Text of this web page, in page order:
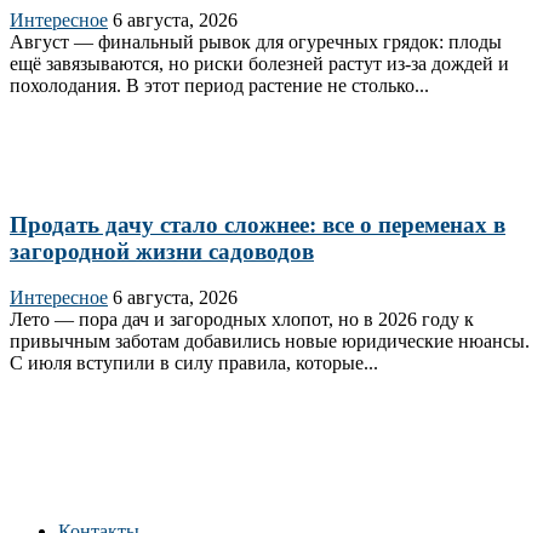
Интересное 6 августа, 2026
Август — финальный рывок для огуречных грядок: плоды
ещё завязываются, но риски болезней растут из‑за дождей и
похолодания. В этот период растение не столько...
Продать дачу стало сложнее: все о переменах в
загородной жизни садоводов
Интересное 6 августа, 2026
Лето — пора дач и загородных хлопот, но в 2026 году к
привычным заботам добавились новые юридические нюансы.
С июля вступили в силу правила, которые...